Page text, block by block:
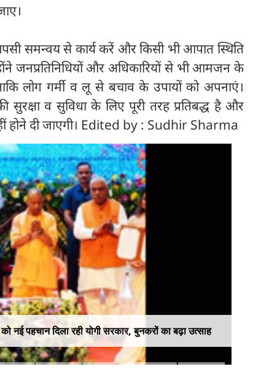
समन्वय से कार्य करें और किसी भी आपात स्थिति
जनप्रतिनिधियों और अधिकारियों से भी आमजन के
लोग गर्मी व लू से बचाव के उपायों को अपनाएं।
सुरक्षा व सुविधा के लिए पूरी तरह प्रतिबद्ध है और
होने दी जाएगी। Edited by : Sudhir Sharma
नई पहचान दिला रही योगी सरकार, बुनकरों का बढ़ा उत्साह